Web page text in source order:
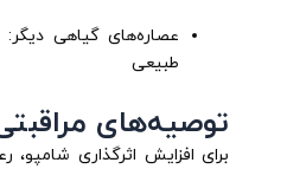
عصاره‌های گیاهی
طبیعی
توصیه‌های
برای افزایش اثرگذاری شامپو،